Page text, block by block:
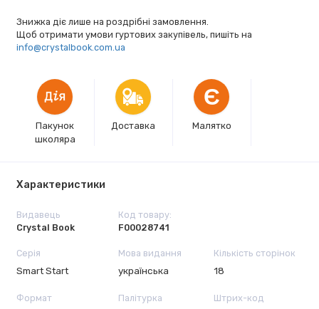
Знижка діє лише на роздрібні замовлення.
Щоб отримати умови гуртових закупівель, пишіть на
info@crystalbook.com.ua
Пакунок
школяра
Доставка
Є
Малятко
Характеристики
Видавець
Crystal Book
Код товару:
F00028741
Серія
Smart Start
Мова видання
українська
Кількість сторінок
18
Формат Палітурка Штрих-код